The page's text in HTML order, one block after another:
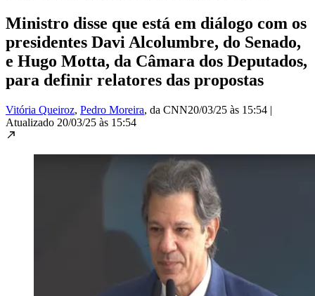
Ministro disse que está em diálogo com os
presidentes Davi Alcolumbre, do Senado,
e Hugo Motta, da Câmara dos Deputados,
para definir relatores das propostas
Vitória Queiroz, Pedro Moreira, da CNN20/03/25 às 15:54 |
Atualizado 20/03/25 às 15:54